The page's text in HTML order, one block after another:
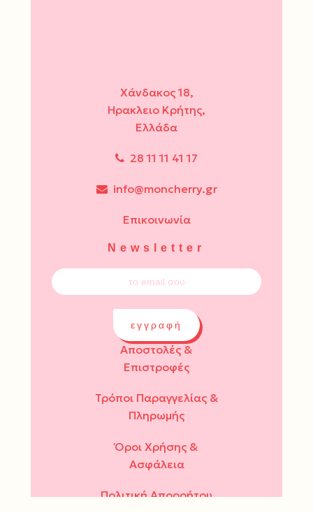
Χάνδακος 18,
Ηρακλειο Κρήτης,
Ελλάδα
28 11 11 41 17
info@moncherry.gr
Επικοινωνία
Newsletter
εγγραφή
Αποστολές &
Επιστροφές
Τρόποι Παραγγελίας &
Πληρωμής
Όροι Χρήσης &
Ασφάλεια
Πολιτική Απορρήτου